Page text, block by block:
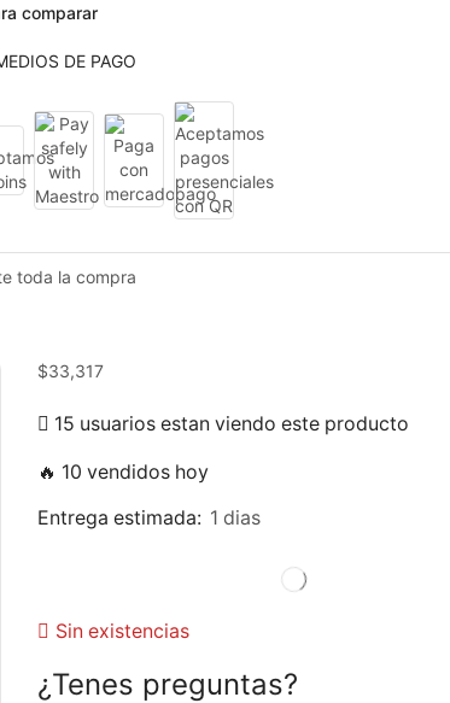
comparar
DE PAGO
toda la compra
$33,317
15 usuarios estan viendo este producto
🔥 10 vendidos hoy
Entrega estimada: 1 dias
Sin existencias
¿Tenes preguntas?